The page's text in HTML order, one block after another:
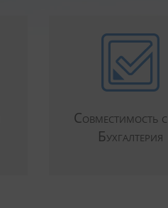
Совместимость
Бухгалтерия